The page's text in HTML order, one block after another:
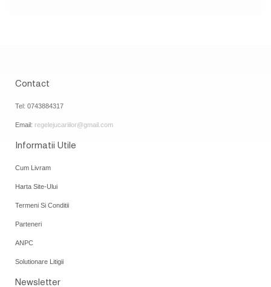
Contact
Tel: 0743884317
Email: regelejucariilor@gmail.com
Informatii Utile
Cum Livram
Harta Site-Ului
Termeni Si Conditii
Parteneri
ANPC
Solutionare Litigii
Newsletter